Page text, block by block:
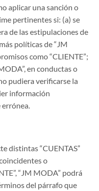
aplicar una sanción o
pertinentes si: (a) se
de las estipulaciones de
políticas de “JM
como “CLIENTE”;
en conductas o
pudiera verificarse la
información
distintas “CUENTAS”
o
“JM MODA” podrá
del párrafo que